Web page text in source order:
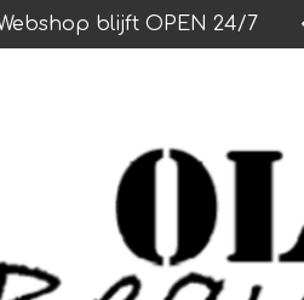
blijft OPEN 24/7